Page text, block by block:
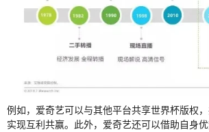
例如，爱奇艺可以与其他平台共享世界杯版权，
实现互利共赢。此外，爱奇艺还可以借助自身